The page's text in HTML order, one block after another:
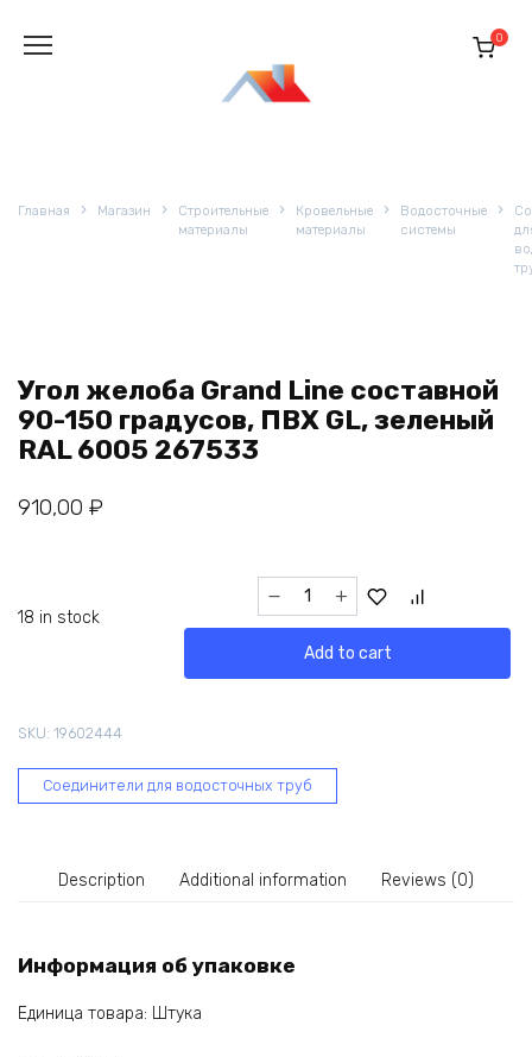
содержанию
0
Главная Магазин
Строительные
материалы
Кровельные
материалы
Водосточные
системы
Угол желоба Grand Line составной
90-150 градусов, ПВХ GL, зеленый
RAL 6005 267533
910,00 ₽
18 in stock
желоба
ПВХ
6005
Add to cart
SKU: 19602444
Соединители для водосточных труб
Description Additional information Reviews (0)
Информация об упаковке
Единица товара: Штука